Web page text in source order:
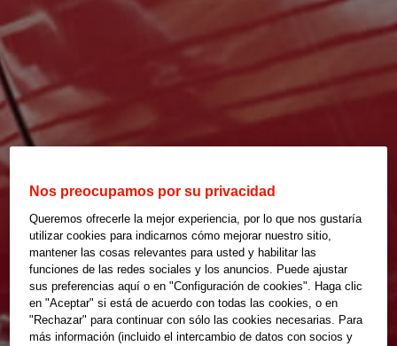
Nos preocupamos por su privacidad
Queremos ofrecerle la mejor experiencia, por lo que nos gustaría
utilizar cookies para indicarnos cómo mejorar nuestro sitio,
mantener las cosas relevantes para usted y habilitar las
funciones de las redes sociales y los anuncios. Puede ajustar
sus preferencias aquí o en "Configuración de cookies". Haga clic
en "Aceptar" si está de acuerdo con todas las cookies, o en
"Rechazar" para continuar con sólo las cookies necesarias. Para
más información (incluido el intercambio de datos con socios y